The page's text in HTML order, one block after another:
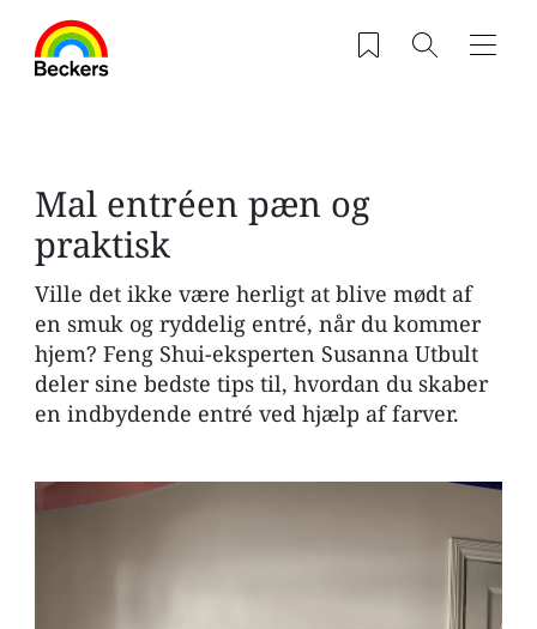
Saved products
Søg
Mal entréen pæn og
praktisk
Ville det ikke være herligt at blive mødt af
en smuk og ryddelig entré, når du kommer
hjem? Feng Shui-eksperten Susanna Utbult
deler sine bedste tips til, hvordan du skaber
en indbydende entré ved hjælp af farver.